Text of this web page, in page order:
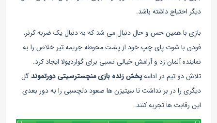
دیگر احتیاج داشته باشد.
بازی با همین حس و حال دنبال می شد که به دنبال یک ضربه کرنر،
فودن با شوت پای چپ خود از پشت محوطه جریمه تیر خلاص را به
نماینده آلمان زد و آرامش خیالی نسبی برای گواردیولا ایجاد کرد.
تلاش دو تیم در ادامهپخش زنده بازی منچسترسیتی دورتموندگل
دیگری را در بر نداشت تا سیتیزن ها صعود دلچسبی را به دور بعدی
این رقابت ها تجربه کنند.